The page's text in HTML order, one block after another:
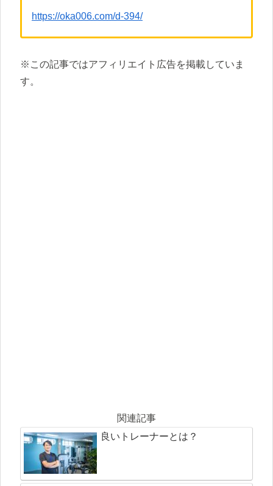
https://oka006.com/d-394/
※この記事ではアフィリエイト広告を掲載していま
す。
関連記事
良いトレーナーとは？